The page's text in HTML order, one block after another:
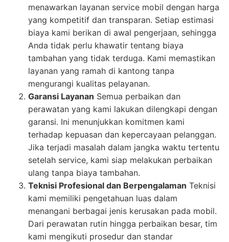
menawarkan layanan service mobil dengan harga
yang kompetitif dan transparan. Setiap estimasi
biaya kami berikan di awal pengerjaan, sehingga
Anda tidak perlu khawatir tentang biaya
tambahan yang tidak terduga. Kami memastikan
layanan yang ramah di kantong tanpa
mengurangi kualitas pelayanan.
Garansi Layanan Semua perbaikan dan
perawatan yang kami lakukan dilengkapi dengan
garansi. Ini menunjukkan komitmen kami
terhadap kepuasan dan kepercayaan pelanggan.
Jika terjadi masalah dalam jangka waktu tertentu
setelah service, kami siap melakukan perbaikan
ulang tanpa biaya tambahan.
Teknisi Profesional dan Berpengalaman Teknisi
kami memiliki pengetahuan luas dalam
menangani berbagai jenis kerusakan pada mobil.
Dari perawatan rutin hingga perbaikan besar, tim
kami mengikuti prosedur dan standar